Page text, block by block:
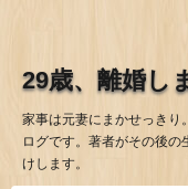
29歳、離婚し
家事は元妻にまかせっきり
ログです。著者がその後
けします。